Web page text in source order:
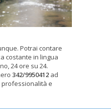
Potrai contare
costante in lingua
24 ore su 24.
342/9950412 ad
professionalità e